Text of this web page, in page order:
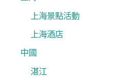
上海景點活動
上海酒店
中國
湛江